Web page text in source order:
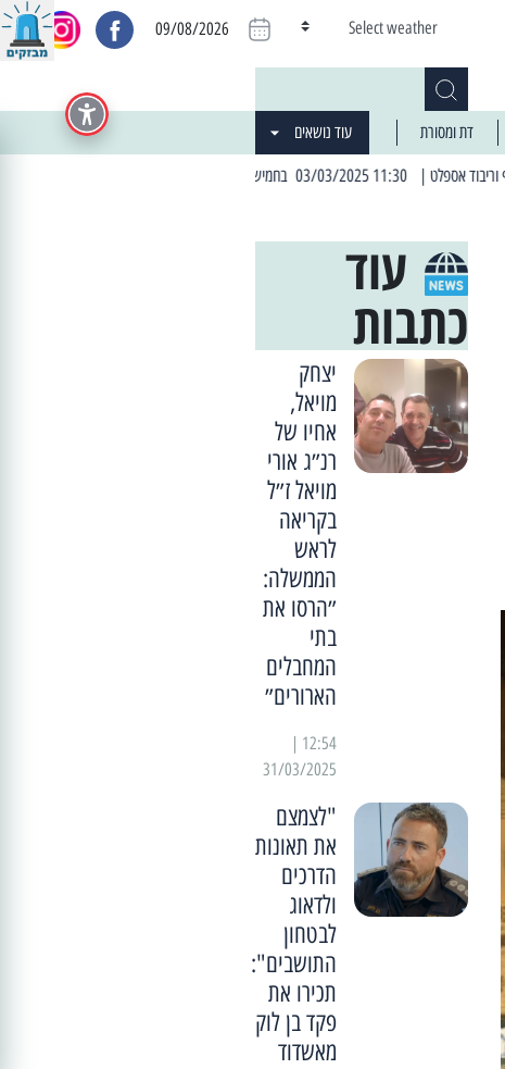
Select weather
09/08/2026
דת ומסורת עוד נושאים
| 11:30 03/03/2025 בחמישי הקרוב: הרחובות בהם תהיה הפסקת חשמל יזומה
עוד
כתבות
יצחק
מויאל,
אחיו של
רנ״ג אורי
מויאל ז״ל
בקריאה
לראש
הממשלה:
״הרסו את
בתי
המחבלים
הארורים״
31/03/2025
"לצמצם
את תאונות
הדרכים
ולדאוג
לבטחון
התושבים":
תכירו את
פקד בן לוק
מאשדוד